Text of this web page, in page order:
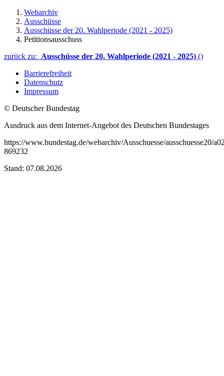
Webarchiv
Ausschüsse
Ausschüsse der 20. Wahlperiode (2021 - 2025)
Petitionsausschuss
zurück zu: Ausschüsse der 20. Wahlperiode (2021 - 2025) ()
Barrierefreiheit
Datenschutz
Impressum
© Deutscher Bundestag
Ausdruck aus dem Internet-Angebot des Deutschen Bundestages
https://www.bundestag.de/webarchiv/Ausschuesse/ausschuesse20/
869232
Stand: 07.08.2026